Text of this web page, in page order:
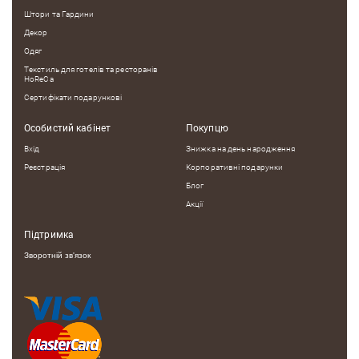
Штори та Гардини
Декор
Одяг
Текстиль для готелів та ресторанів
HoReCa
Сертифікати подарункові
Особистий кабінет
Вхід
Реєстрація
Покупцю
Знижка на день народження
Корпоративні подарунки
Блог
Акції
Підтримка
Зворотній зв'язок